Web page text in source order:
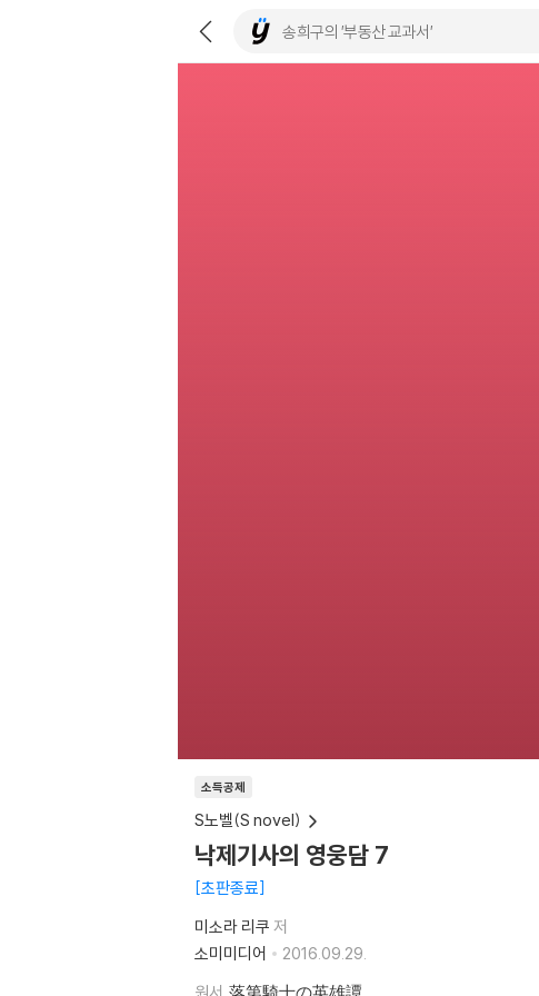
소득공제
S노벨(S novel)
낙제기사의 영웅담 7
초판종료
미소라 리쿠 저
소미미디어
2016.09.29.